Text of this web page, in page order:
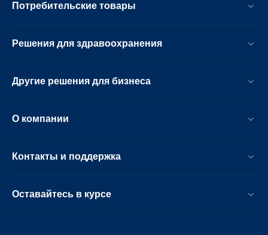
Потребительские товары
Решения для здравоохранения
Другие решения для бизнеса
О компании
Контакты и поддержка
Оставайтесь в курсе